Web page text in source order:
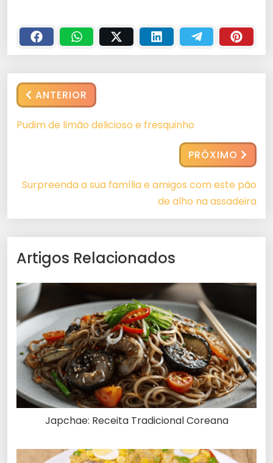
ANTERIOR
Pudim de limão delicioso e fresquinho
PRÓXIMO
Surpreenda a sua família e amigos com este pão
de alho na assadeira
Artigos Relacionados
Japchae: Receita Tradicional Coreana